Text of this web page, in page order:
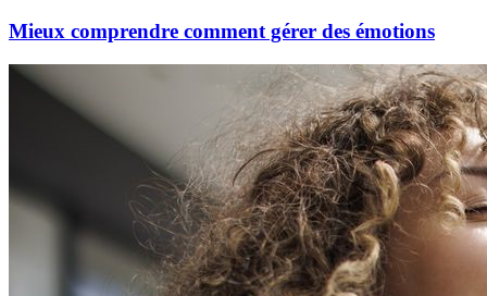
Mieux comprendre comment gérer des émotions